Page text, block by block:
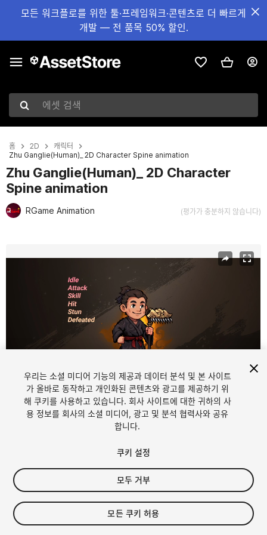
모든 워크플로를 위한 툴·프레임워크·콘텐츠로 더 빠르게
개발 — 전 품목 50% 할인.
에셋 검색
홈 2D
캐릭터
Zhu Ganglie(Human)_ 2D Character Spine animation
Zhu Ganglie(Human)_ 2D Character
Spine animation
RGame Animation (평가가 충분하지 않습니다)
1/ 3
$12
세금/부가세는 결제 시 반영됩니다.
우리는 소셜 미디어 기능의 제공과 데이터 분석 및 본 사이트
가 올바로 동작하고 개인화된 콘텐츠와 광고를 제공하기 위
해 쿠키를 사용하고 있습니다. 회사 사이트에 대한 귀하의 사
용 정보를 회사의 소셜 미디어, 광고 및 분석 협력사와 공유
합니다.
쿠키 설정
모두 거부
모든 쿠키 허용